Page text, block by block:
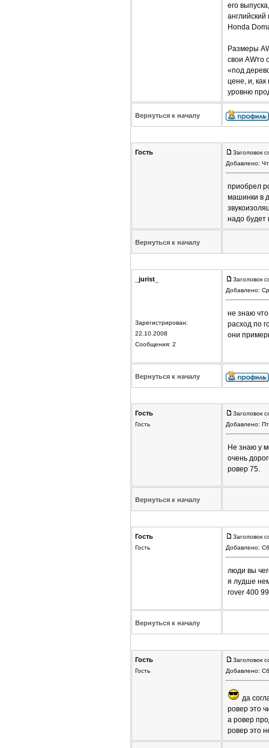
его
Honda
Размеры
свои AWто
«под
цене, и,
уровню
Вернуться к началу
Гость
Заголовок
Добавлено:
приобрел
машинки в
надо будет
Вернуться к началу
_jurist_
Зарегистрирован:
22.10.2008
Сообщения: 2
Заголовок
Добавлено:
не знаю
расход по
они
Вернуться к началу
Гость
Гость
Заголовок
Добавлено:
Не знаю у
очень
ровер 75.
Вернуться к началу
Гость
Гость
Заголовок
Добавлено:
люди вы
я лудше
rover 400
Вернуться к началу
Гость
Гость
Заголовок
Добавлено:
да
ровер это
а ровер
ровер это